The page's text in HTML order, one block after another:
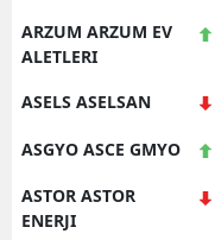
ARZUM ARZUM EV
ALETLERI
ASELS ASELSAN
ASGYO ASCE GMYO
ASTOR ASTOR
ENERJI